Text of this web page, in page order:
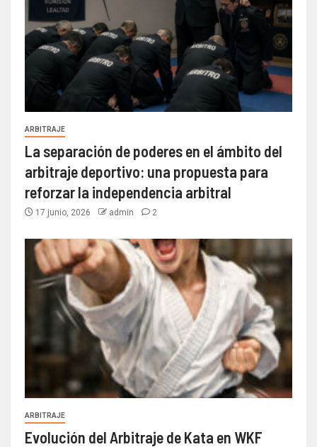
ARBITRAJE
La separación de poderes en el ámbito del
arbitraje deportivo: una propuesta para
reforzar la independencia arbitral
17 junio, 2026 admin 2
ARBITRAJE
Evolución del Arbitraje de Kata en WKF